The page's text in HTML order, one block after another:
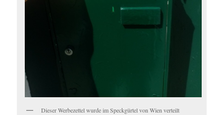
Dieser Werbezettel wurde im Speckgürtel von Wien verteilt